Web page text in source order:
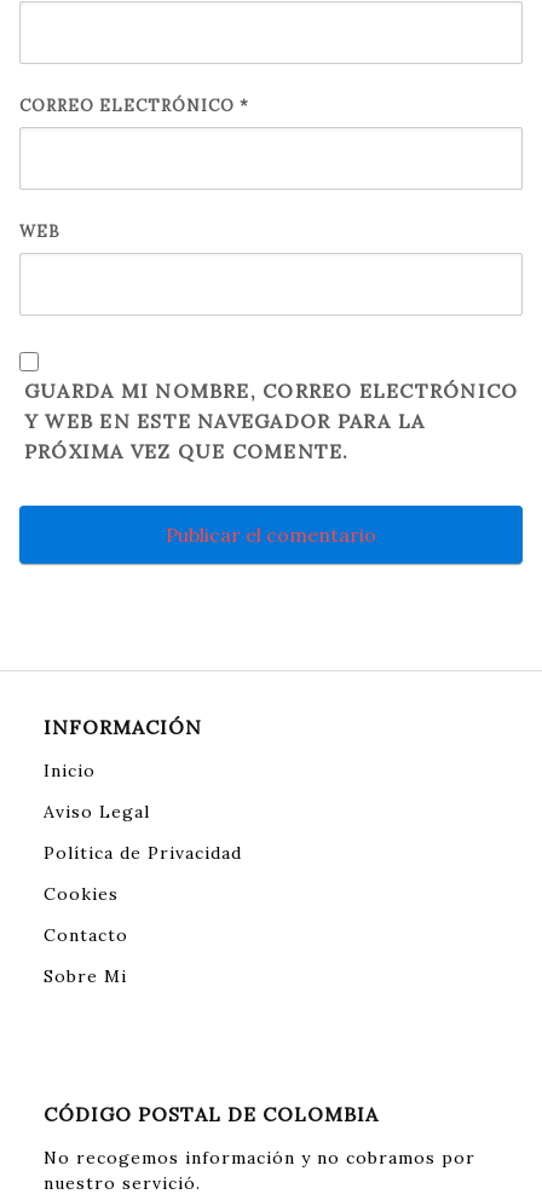
CORREO ELECTRÓNICO *
WEB
GUARDA MI NOMBRE, CORREO ELECTRÓNICO
Y WEB EN ESTE NAVEGADOR PARA LA
PRÓXIMA VEZ QUE COMENTE.
INFORMACIÓN
Inicio
Aviso Legal
Política de Privacidad
Cookies
Contacto
Sobre Mi
CÓDIGO POSTAL DE COLOMBIA
No recogemos información y no cobramos por
nuestro servició.